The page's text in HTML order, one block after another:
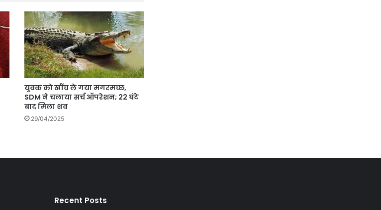
युवक को खींच ले गया मगरमच्छ,
SDM ने चलाया सर्च ऑपरेशन; 22 घंटे
बाद मिला शव
29/04/2025
Recent Posts